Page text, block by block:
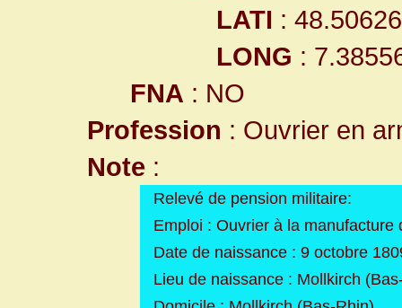
LATI :
LONG :
FNA : NO
Profession : Ouvrier en
Note :
Relevé de pension militaire:
Emploi : Ouvrier à la manufacture
Date de naissance : 9 octobre
Lieu de naissance : Mollkirch